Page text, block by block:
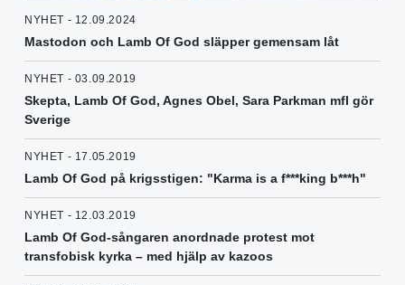
NYHET - 12.09.2024
Mastodon och Lamb Of God släpper gemensam låt
NYHET - 03.09.2019
Skepta, Lamb Of God, Agnes Obel, Sara Parkman mfl gör
Sverige
NYHET - 17.05.2019
Lamb Of God på krigsstigen: "Karma is a f***king b***h"
NYHET - 12.03.2019
Lamb Of God-sångaren anordnade protest mot
transfobisk kyrka – med hjälp av kazoos